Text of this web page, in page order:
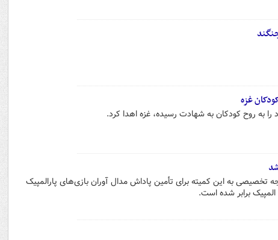
غزه
را به روح کودکان به شهادت رسیده، غزه اهدا کرد.
تخصیصی به این کمیته برای تأمین پاداش مدال آوران بازی‌های پارالمپیک
برابر شده است.